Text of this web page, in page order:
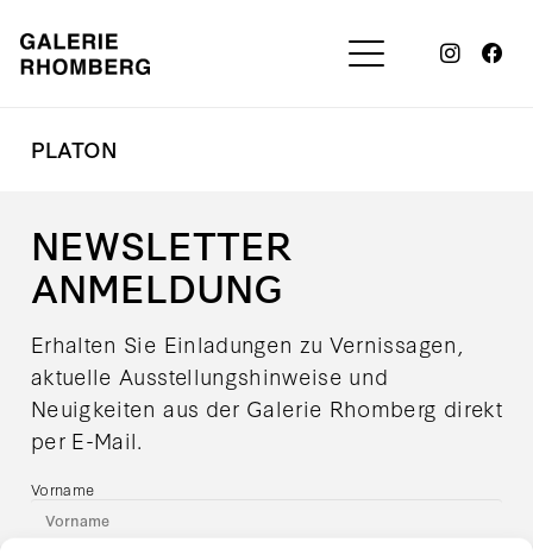
PLATON
NEWSLETTER
ANMELDUNG
Erhalten Sie Einladungen zu Vernissagen,
aktuelle Ausstellungshinweise und
Neuigkeiten aus der Galerie Rhomberg direkt
per E-Mail.
Vorname